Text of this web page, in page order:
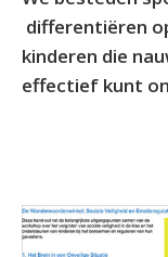
differentiëren
kinderen die
effectief kunt